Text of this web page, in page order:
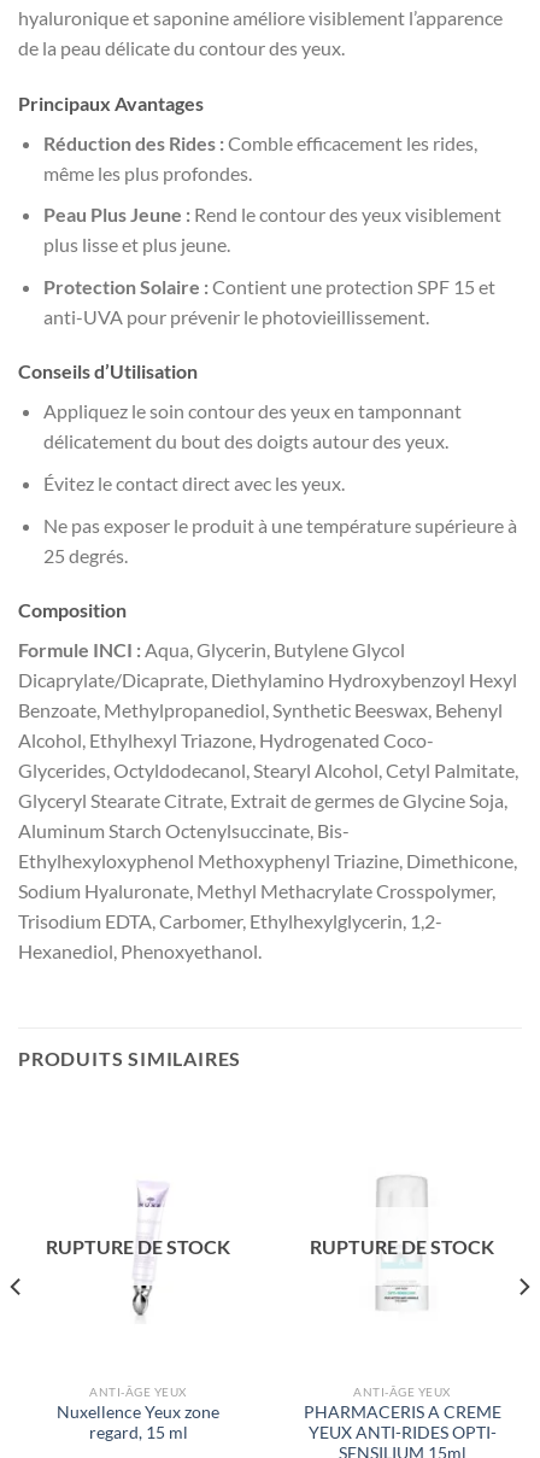
hyaluronique et saponine améliore visiblement l’apparence
de la peau délicate du contour des yeux.
Principaux Avantages
Réduction des Rides :Comble efficacement les rides,
même les plus profondes.
Peau Plus Jeune :Rend le contour des yeux visiblement
plus lisse et plus jeune.
Protection Solaire :Contient une protection SPF 15 et
anti-UVA pour prévenir le photovieillissement.
Conseils d’Utilisation
Appliquez le soin contour des yeux en tamponnant
délicatement du bout des doigts autour des yeux.
Évitez le contact direct avec les yeux.
Ne pas exposer le produit à une température supérieure à
25 degrés.
Composition
Formule INCI :Aqua, Glycerin, Butylene Glycol
Dicaprylate/Dicaprate, Diethylamino Hydroxybenzoyl Hexyl
Benzoate, Methylpropanediol, Synthetic Beeswax, Behenyl
Alcohol, Ethylhexyl Triazone, Hydrogenated Coco-
Glycerides, Octyldodecanol, Stearyl Alcohol, Cetyl Palmitate,
Glyceryl Stearate Citrate, Extrait de germes de Glycine Soja,
Aluminum Starch Octenylsuccinate, Bis-
Ethylhexyloxyphenol Methoxyphenyl Triazine, Dimethicone,
Sodium Hyaluronate, Methyl Methacrylate Crosspolymer,
Trisodium EDTA, Carbomer, Ethylhexylglycerin, 1,2-
Hexanediol, Phenoxyethanol.
PRODUITS SIMILAIRES
RUPTURE DE STOCK
ANTI-ÂGE YEUX
Nuxellence Yeux zone
regard, 15 ml
RUPTURE DE STOCK
ANTI-ÂGE YEUX
PHARMACERIS A CREME
YEUX ANTI-RIDES OPTI-
SENSILIUM 15ml